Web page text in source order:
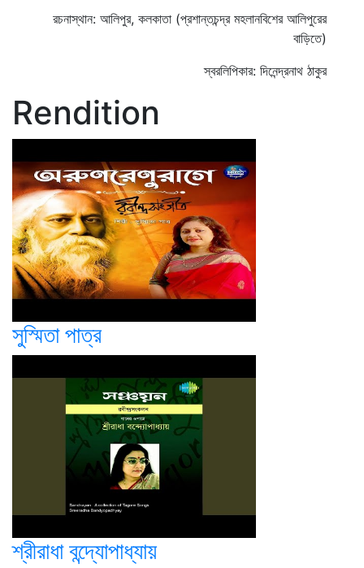
রচনাস্থান: আলিপুর, কলকাতা (প্রশান্তচন্দ্র মহলানবিশের আলিপুরের
বাড়িতে)
স্বরলিপিকার: দিনেন্দ্রনাথ ঠাকুর
Rendition
সুস্মিতা পাত্র
শ্রীরাধা বন্দ্যোপাধ্যায়